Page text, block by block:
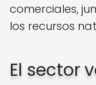
comerciales,
los recursos
El sector